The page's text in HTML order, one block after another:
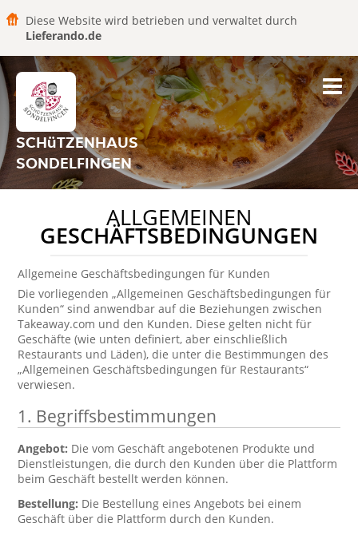
Diese Website wird betrieben und verwaltet durch
Lieferando.de
SCHüTZENHAUS
SONDELFINGEN
ALLGEMEINEN
GESCHÄFTSBEDINGUNGEN
Allgemeine Geschäftsbedingungen für Kunden
Die vorliegenden „Allgemeinen Geschäftsbedingungen für
Kunden“ sind anwendbar auf die Beziehungen zwischen
Takeaway.com und den Kunden. Diese gelten nicht für
Geschäfte (wie unten definiert, aber einschließlich
Restaurants und Läden), die unter die Bestimmungen des
„Allgemeinen Geschäftsbedingungen für Restaurants“
verwiesen.
1. Begriffsbestimmungen
Angebot: Die vom Geschäft angebotenen Produkte und
Dienstleistungen, die durch den Kunden über die Plattform
beim Geschäft bestellt werden können.
Bestellung: Die Bestellung eines Angebots bei einem
Geschäft über die Plattform durch den Kunden.